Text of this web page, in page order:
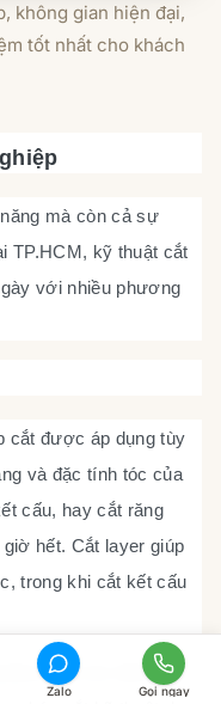
không gian hiện đại,
tốt nhất cho khách
mà còn cả sự
TP.HCM, kỹ thuật cắt
với nhiều phương
cắt được áp dụng tùy
và đặc tính tóc của
cấu, hay cắt răng
hết. Cắt layer giúp
trong khi cắt kết cấu
được thợ tóc tiên tiến
Zalo Gọi ngay